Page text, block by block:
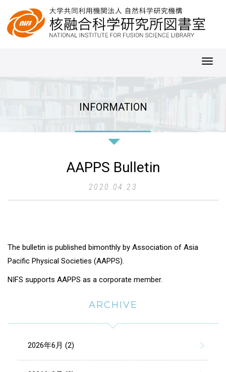
INFORMATION
AAPPS Bulletin
2020.04.23
The bulletin is published bimonthly by Association of Asia
Pacific Physical Societies (AAPPS).
NIFS supports AAPPS as a corporate member.
ARCHIVE
2026年6月 (2)